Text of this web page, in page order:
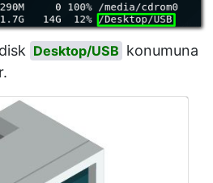
Desktop/USB konumuna